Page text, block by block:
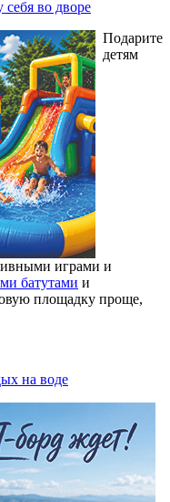
во дворе
Подарите
детям
играми и
батутами и
площадку проще,
на воде